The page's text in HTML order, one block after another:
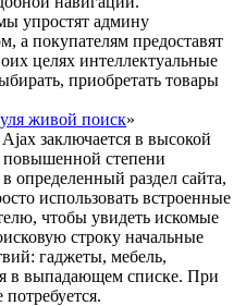
упростят админу
а покупателям предоставят
целях интеллектуальные
приобретать товары
живой поиск»
заключается в высокой
степени
определенный раздел сайта,
использовать встроенные
чтобы увидеть искомые
строку начальные
гаджеты, мебель,
в выпадающем списке. При